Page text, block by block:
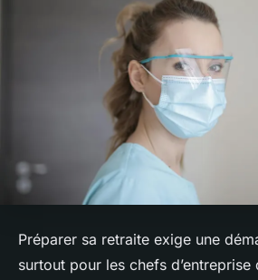
Préparer sa retraite exige une
surtout pour les chefs